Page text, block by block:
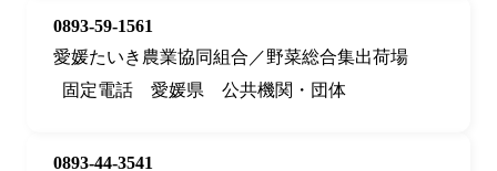
0893-59-1561
愛媛たいき農業協同組合／野菜総合集出荷場
固定電話
愛媛県 公共機関・団体
0893-44-3541